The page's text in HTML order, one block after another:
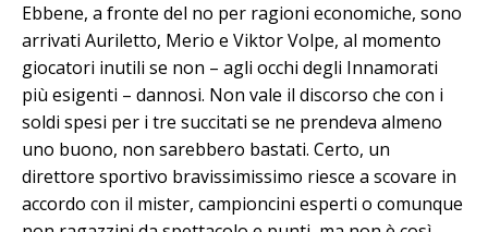
Ebbene, a fronte del no per ragioni economiche, sono
arrivati Auriletto, Merio e Viktor Volpe, al momento
giocatori inutili se non – agli occhi degli Innamorati
più esigenti – dannosi. Non vale il discorso che con i
soldi spesi per i tre succitati se ne prendeva almeno
uno buono, non sarebbero bastati. Certo, un
direttore sportivo bravissimissimo riesce a scovare in
accordo con il mister, campioncini esperti o comunque